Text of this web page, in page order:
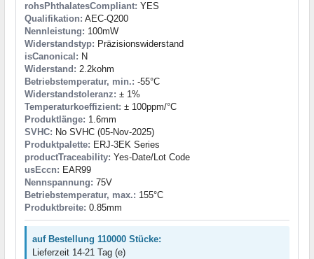
rohsPhthalatesCompliant: YES
Qualifikation: AEC-Q200
Nennleistung: 100mW
Widerstandstyp: Präzisionswiderstand
isCanonical: N
Widerstand: 2.2kohm
Betriebstemperatur, min.: -55°C
Widerstandstoleranz: ± 1%
Temperaturkoeffizient: ± 100ppm/°C
Produktlänge: 1.6mm
SVHC: No SVHC (05-Nov-2025)
Produktpalette: ERJ-3EK Series
productTraceability: Yes-Date/Lot Code
usEccn: EAR99
Nennspannung: 75V
Betriebstemperatur, max.: 155°C
Produktbreite: 0.85mm
auf Bestellung 110000 Stücke:
Lieferzeit 14-21 Tag (e)